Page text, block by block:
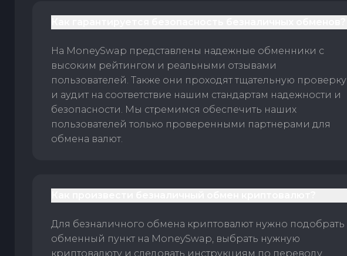
На MoneySwap представлены надежные обменники с
высоким рейтингом и реальными отзывами
пользователей. Также они проходят тщательную проверку
и аудит на соответствие нашим стандартам надежности и
безопасности. Мы стремимся обеспечить наших
пользователей только проверенными партнерами для
обмена валют.
Для безналичного обмена криптовалют нужно подобрать
обменный пункт на MoneySwap, выбрать нужную
криптовалюту и следовать инструкциям по переводу.